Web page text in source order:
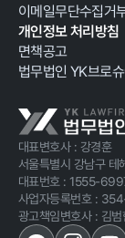
이메일무단수집거
개인정보 처리방침
면책공고
법무법인 YK브로
대표변호사 : 강경훈
서울특별시 강남구
대표번호 :1555-
사업자등록번호 :
광고책임변호사 : 김범